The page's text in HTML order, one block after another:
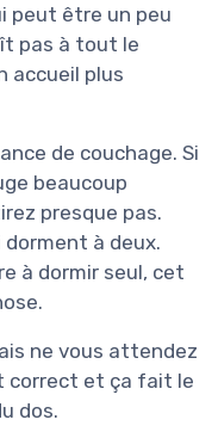
peut être un peu
pas à tout le
accueil plus
de couchage. Si
beaucoup
presque pas.
dorment à deux.
à dormir seul, cet
ne vous attendez
correct et ça fait le
dos.